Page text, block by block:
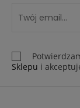
Sklepu i